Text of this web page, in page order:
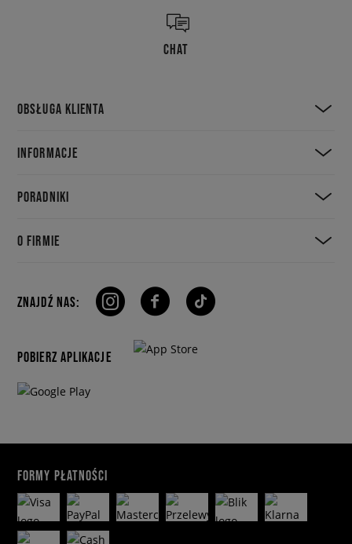
CHAT
OBSŁUGA KLIENTA
INFORMACJE
PORADNIKI
O FIRMIE
ZNAJDŹ NAS:
POBIERZ APLIKACJE
FORMY PŁATNOŚCI